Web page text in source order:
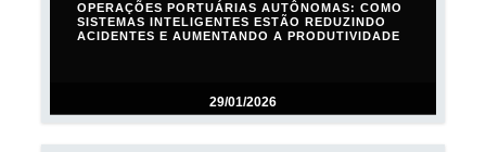
29/01/2026
OPERAÇÕES PORTUÁRIAS AUTÔNOMAS: COMO
SISTEMAS INTELIGENTES ESTÃO REDUZINDO
ACIDENTES E AUMENTANDO A PRODUTIVIDADE